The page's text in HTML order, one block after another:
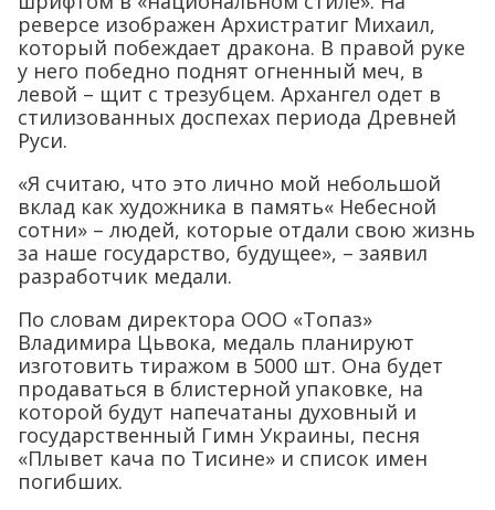
реверсе изображен Архистратиг Михаил,
который побеждает дракона. В правой руке
у него победно поднят огненный меч, в
левой – щит с трезубцем. Архангел одет в
стилизованных доспехах периода Древней
Руси.
«Я считаю, что это лично мой небольшой
вклад как художника в память« Небесной
сотни» – людей, которые отдали свою жизнь
за наше государство, будущее», – заявил
разработчик медали.
По словам директора ООО «Топаз»
Владимира Цьвока, медаль планируют
изготовить тиражом в 5000 шт. Она будет
продаваться в блистерной упаковке, на
которой будут напечатаны духовный и
государственный Гимн Украины, песня
«Плывет кача по Тисине» и список имен
погибших.